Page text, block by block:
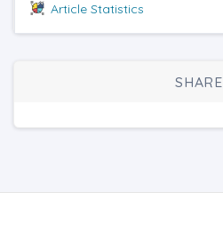
Article Statistics
SHARE